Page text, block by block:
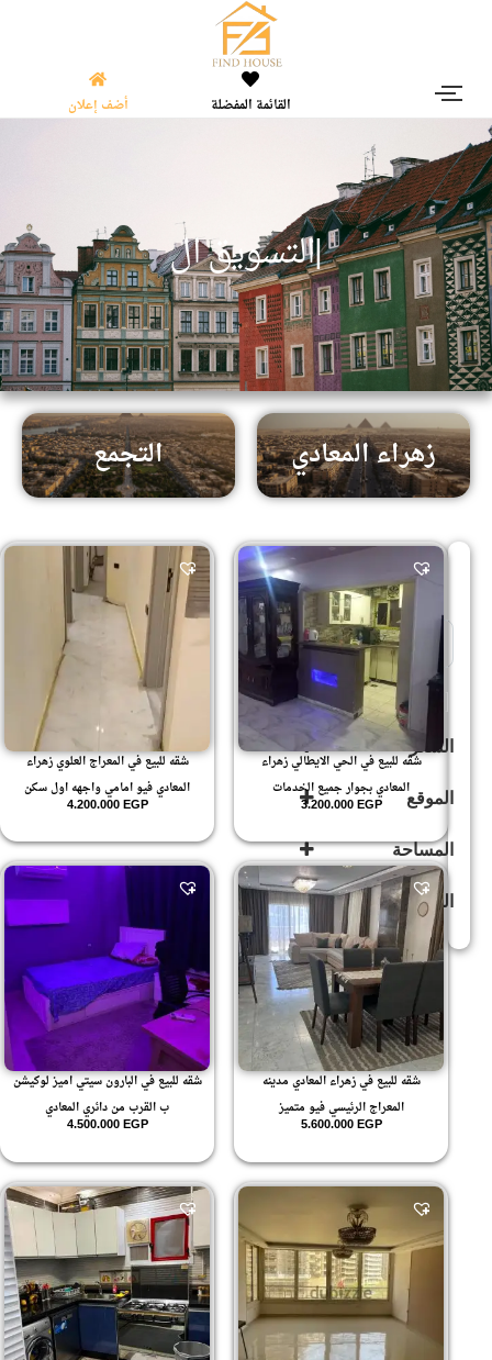
القائمة المفضلة أضف إعلان
التسويقالعقار |
زهراء المعادي التجمع
Sort Products
للبيع (503)
السعر
الموقع
جراند سيتي (3)
زهراء
المعادى
زهراء
المعادي
(592)
غير مصنف
المساحة
245
الدور
شقه للبيع في الحي الايطالي زهراء
المعادي بجوار جميع الخدمات
3.200.000EGP
شقه للبيع في المعراج العلوي زهراء
المعادي فيو امامي واجهه اول سكن
4.200.000EGP
شقه للبيع في زهراء المعادي مدينه
المعراج الرئيسي فيو متميز
5.600.000EGP
شقه للبيع في البارون سيتي اميز لوكيشن
ب القرب من دائري المعادي
4.500.000EGP